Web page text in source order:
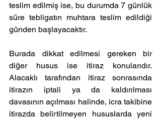
teslim edilmiş ise, bu durumda 7 günlük
süre tebligatın muhtara teslim edildiği
günden başlayacaktır.
Burada dikkat edilmesi gereken bir
diğer husus ise itiraz konularıdır.
Alacaklı tarafından itiraz sonrasında
itirazın iptali ya da kaldırılması
davasının açılması halinde, icra takibine
itirazda belirtilmeyen hususlarda yeni